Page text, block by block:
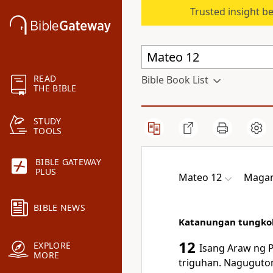
READ
THE BIBLE
STUDY
TOOLS
BIBLE GATEWAY
PLUS
BIBLE NEWS
EXPLORE
MORE
Trusted insight
Bible Book List
Mateo 12
Katanungan
12 Isang Araw ng
triguhan.